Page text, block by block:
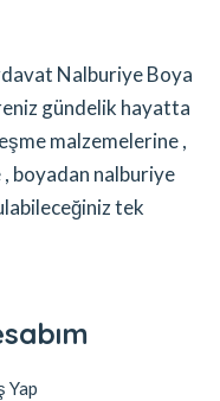
Nalburiye Boya
gündelik hayatta
malzemelerine ,
boyadan nalburiye
tek
Yap